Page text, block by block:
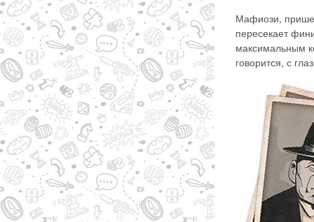
Мафиози,
пересекает
максимальным
говорится, с